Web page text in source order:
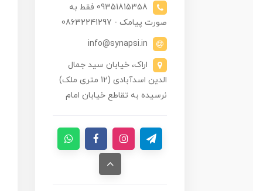
09351815358 فقط به
صورت پیامک - 08632241297
info@synapsi.in
اراک، خیابان سید جمال
الدین اسدآبادی (12 متری ملک)
نرسیده به تقاطع خیابان امام